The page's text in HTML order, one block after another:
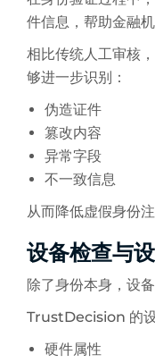
件信息，帮助金融
相比传统人工审核
够进一步识别：
伪造证件
篡改内容
异常字段
不一致信息
从而降低虚假身份注
设备检查与
除了身份本身，设
TrustDecision 的设
硬件属性